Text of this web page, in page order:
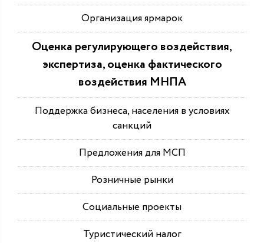
Организация ярмарок
Оценка регулирующего воздействия,
экспертиза, оценка фактического
воздействия МНПА
Поддержка бизнеса, населения в условиях
санкций
Предложения для МСП
Розничные рынки
Социальные проекты
Туристический налог